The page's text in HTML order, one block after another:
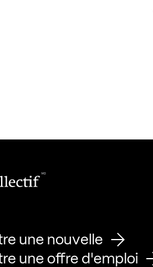
une nouvelle
une offre d'emploi